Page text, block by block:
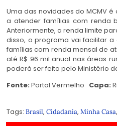
Uma das novidades do MCMV é
a atender famílias com renda
Anteriormente, a renda limite
disso, o programa vai facilitar
famílias com renda mensal de
até R$ 96 mil anual nas áreas
poderá ser feita pelo Ministério
Fonte: Portal Vermelho Capa:
Tags: Brasil, Cidadania, Minha Casa,